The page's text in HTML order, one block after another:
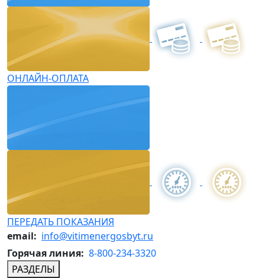
ОНЛАЙН-ОПЛАТА
ПЕРЕДАТЬ ПОКАЗАНИЯ
email: info@vitimenergosbyt.ru
Горячая линия: 8-800-234-3320
РАЗДЕЛЫ